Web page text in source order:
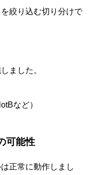
絞り込む切り分けで
ました。
など）
可能性
正常に動作しまし